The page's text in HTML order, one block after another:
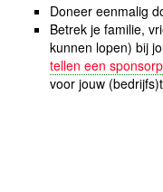
Doneer eenmalig
Betrek je familie,
kunnen lopen) bij
tellen een
voor jouw